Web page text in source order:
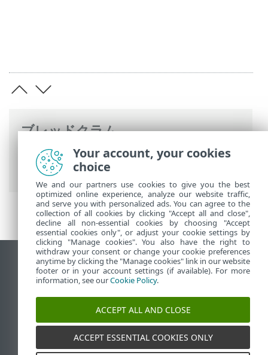
ブレッドクラム
ESETオンラインヘルプ>ESET Bridge>始
めましょう
デスクトップサイトの表示
End of Life
ESETナレッジベース
ESETフォーラム
ESET Status Portal
地域サポート
Your account, your cookies
choice
We and our partners use cookies to give you the best
optimized online experience, analyze our website traffic,
and serve you with personalized ads. You can agree to the
collection of all cookies by clicking "Accept all and close",
decline all non-essential cookies by choosing "Accept
essential cookies only", or adjust your cookie settings by
clicking "Manage cookies". You also have the right to
withdraw your consent or change your cookie preferences
anytime by clicking the "Manage cookies" link in our website
footer or in your account settings (if available). For more
information, see ourCookie Policy.
ACCEPT ALL AND CLOSE
ACCEPT ESSENTIAL COOKIES ONLY